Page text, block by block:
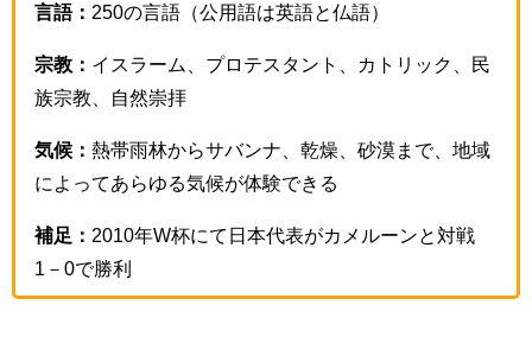
言語： 250の言語（公用語は英語と仏語）
宗教： イスラーム、プロテスタント、カトリック、民
族宗教、自然崇拝
気候： 熱帯雨林からサバンナ、乾燥、砂漠まで、地域
によってあらゆる気候が体験できる
補足： 2010年W杯にて日本代表がカメルーンと対戦
1－0で勝利